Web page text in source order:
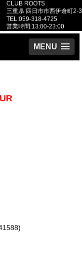
CLUB ROOTS
三重県 四日市市西伊倉町2-3
TEL:059-318-4725
営業時間:13:00-23:00
MENU